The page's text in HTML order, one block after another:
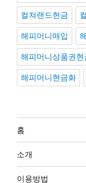
컬쳐랜드현금
해피머니매입
해피머니상품권현
해피머니현금화
홈
소개
이용방법